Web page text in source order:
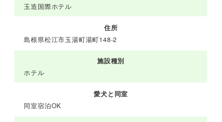
玉造国際ホテル
住所
島根県松江市玉湯町湯町148-2
施設種別
ホテル
愛犬と同室
同室宿泊OK